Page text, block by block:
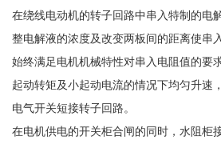
在绕线电动机的转子回路中串入特制的电
整电解液的浓度及改变两板间的距离使串
始终满足电机机械特性对串入电阻值的要
起动转矩及小起动电流的情况下均匀升速
电气开关短接转子回路。
在电机供电的开关柜合闸的同时，水阻柜